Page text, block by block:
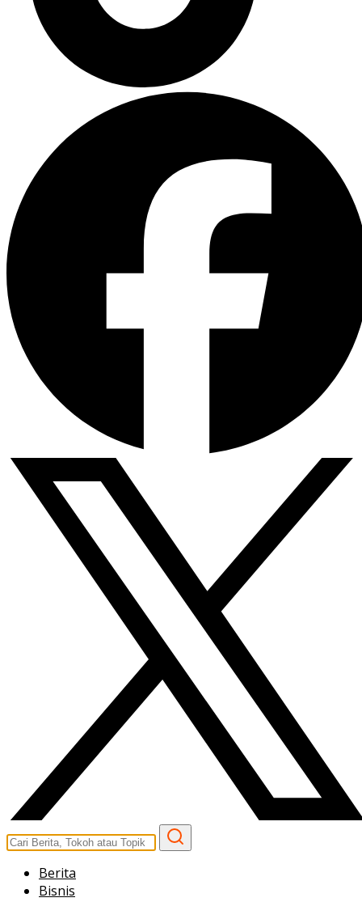
Berita
Bisnis